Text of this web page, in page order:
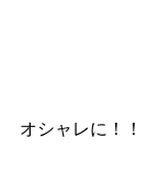
オシャレに！！